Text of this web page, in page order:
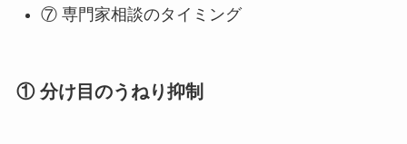
⑦ 専門家相談のタイミング
① 分け目のうねり抑制